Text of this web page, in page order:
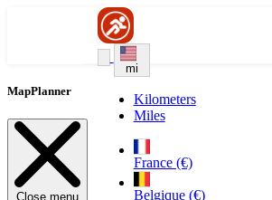
mi
Kilometers
Miles
France (€)
Belgique (€)
MapPlanner
Close menu